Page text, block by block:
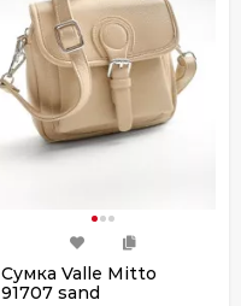
Сумка Valle Mitto
91707 sand